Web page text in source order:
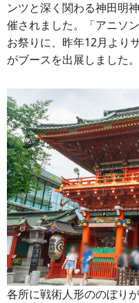
ンツと深く関わる神田明
催されました。「アニソ
お祭りに、昨年12月より
がブースを出展しました。
各所に戦術人形ののぼり